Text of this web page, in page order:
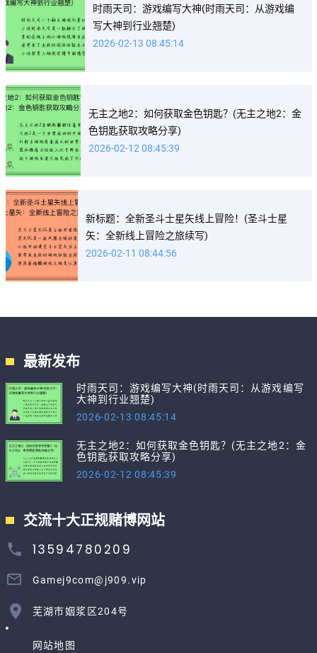
时雨天司：游戏编写大神(时雨天司：从游戏编
写大神到行业翘楚)
2026-02-13 08:45:14
无主之地2：如何获取金色钥匙？(无主之地2：金
色钥匙获取攻略分享)
2026-02-12 08:45:39
新标题：全新圣斗士星矢线上冒险！(圣斗士星
矢：全新线上冒险之旅续写)
2026-02-11 08:44:56
最新发布
时雨天司：游戏编写大神(时雨天司：从游戏编写
大神到行业翘楚)
2026-02-13 08:45:14
无主之地2：如何获取金色钥匙？(无主之地2：金
色钥匙获取攻略分享)
2026-02-12 08:45:39
交流十大正规赌博网站
13594780209
Gamej9com@j909.vip
芜湖市姻浆区204号
网站地图